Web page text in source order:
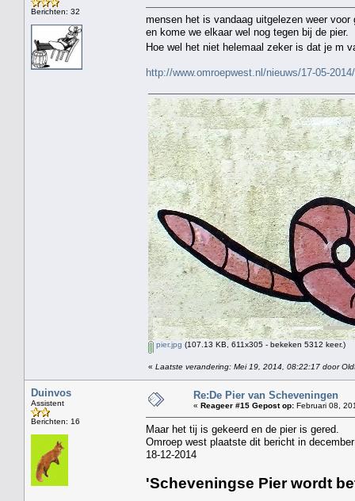
Berichten: 32
mensen het is vandaag uitgelezen weer voor
en kome we elkaar wel nog tegen bij de pier.
Hoe wel het niet helemaal zeker is dat je m
http://www.omroepwest.nl/nieuws/17-05-
pier.jpg (107.13 KB, 611x305 - bekeken 5312 keer.)
« Laatste verandering: Mei 19, 2014, 08:22:17 door
Duinvos
Assistent
Berichten: 16
Re:De Pier van Scheveningen
« Reageer #15 Gepost op: Februari 08,
Maar het tij is gekeerd en de pier is gered.
Omroep west plaatste dit bericht in
18-12-2014
'Scheveningse Pier wordt